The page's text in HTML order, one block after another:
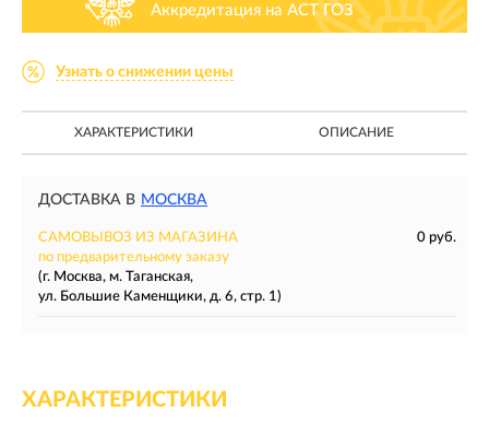
Аккредитация на АСТ ГОЗ
Узнать о снижении цены
ХАРАКТЕРИСТИКИ ОПИСАНИЕ
ДОСТАВКА В МОСКВА
САМОВЫВОЗ ИЗ МАГАЗИНА
0 руб.
по предварительному заказу
(г. Москва, м. Таганская,
ул. Большие Каменщики, д. 6, стр. 1)
ХАРАКТЕРИСТИКИ